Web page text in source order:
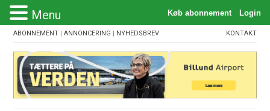
ABONNEMENT |ANNONCERING | NYHEDSBREV KONTAKT
Menu